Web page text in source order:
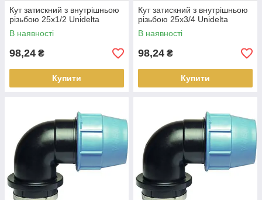
Кут затискний з внутрішньою
різьбою 25х1/2 Unidelta
В наявності
98,24 ₴
Купити
Кут затискний з внутрішньою
різьбою 25х3/4 Unidelta
В наявності
98,24 ₴
Купити